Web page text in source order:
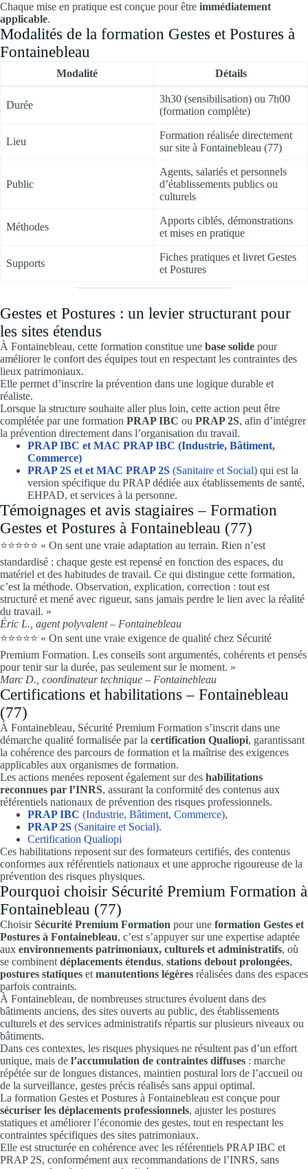
Chaque mise en pratique est conçue pour être immédiatement
applicable.
Modalités de la formation Gestes et Postures à
Fontainebleau
Modalité Détails
Durée
3h30 (sensibilisation) ou 7h00
(formation complète)
Lieu
Formation réalisée directement
sur site à Fontainebleau (77)
Public
Agents, salariés et personnels
d’établissements publics ou
culturels
Méthodes
Apports ciblés, démonstrations
et mises en pratique
Supports
Fiches pratiques et livret Gestes
et Postures
Gestes et Postures : un levier structurant pour
les sites étendus
À Fontainebleau, cette formation constitue une base solide pour
améliorer le confort des équipes tout en respectant les contraintes des
lieux patrimoniaux.
Elle permet d’inscrire la prévention dans une logique durable et
réaliste.
Lorsque la structure souhaite aller plus loin, cette action peut être
complétée par une formation PRAP IBC ou PRAP 2S, afin d’intégrer
la prévention directement dans l’organisation du travail.
PRAP IBC et MAC PRAP IBC (Industrie, Bâtiment,
Commerce)
PRAP 2S et et MAC PRAP 2S (Sanitaire et Social) qui est la
version spécifique du PRAP dédiée aux établissements de santé,
EHPAD, et services à la personne.
Témoignages et avis stagiaires – Formation
Gestes et Postures à Fontainebleau (77)
⭐⭐⭐⭐⭐ « On sent une vraie adaptation au terrain. Rien n’est
standardisé : chaque geste est repensé en fonction des espaces, du
matériel et des habitudes de travail. Ce qui distingue cette formation,
c’est la méthode. Observation, explication, correction : tout est
structuré et mené avec rigueur, sans jamais perdre le lien avec la réalité
du travail. »
Éric L., agent polyvalent – Fontainebleau
⭐⭐⭐⭐⭐ « On sent une vraie exigence de qualité chez Sécurité
Premium Formation. Les conseils sont argumentés, cohérents et pensés
pour tenir sur la durée, pas seulement sur le moment. »
Marc D., coordinateur technique – Fontainebleau
Certifications et habilitations – Fontainebleau
(77)
À Fontainebleau, Sécurité Premium Formation s’inscrit dans une
démarche qualité formalisée par la certification Qualiopi, garantissant
la cohérence des parcours de formation et la maîtrise des exigences
applicables aux organismes de formation.
Les actions menées reposent également sur des habilitations
reconnues par l’INRS, assurant la conformité des contenus aux
référentiels nationaux de prévention des risques professionnels.
PRAP IBC (Industrie, Bâtiment, Commerce),
PRAP 2S (Sanitaire et Social).
Certification Qualiopi
Ces habilitations reposent sur des formateurs certifiés, des contenus
conformes aux référentiels nationaux et une approche rigoureuse de la
prévention des risques physiques.
Pourquoi choisir Sécurité Premium Formation à
Fontainebleau (77)
ChoisirSécurité Premium Formation pour une formation Gestes et
Postures à Fontainebleau, c’est s’appuyer sur une expertise adaptée
aux environnements patrimoniaux, culturels et administratifs, où
se combinent déplacements étendus, stations debout prolongées,
postures statiques et manutentions légères réalisées dans des espaces
parfois contraints.
À Fontainebleau, de nombreuses structures évoluent dans des
bâtiments anciens, des sites ouverts au public, des établissements
culturels et des services administratifs répartis sur plusieurs niveaux ou
bâtiments.
Dans ces contextes, les risques physiques ne résultent pas d’un effort
unique, mais de l’accumulation de contraintes diffuses : marche
répétée sur de longues distances, maintien postural lors de l’accueil ou
de la surveillance, gestes précis réalisés sans appui optimal.
La formation Gestes et Postures à Fontainebleau est conçue pour
sécuriser les déplacements professionnels, ajuster les postures
statiques et améliorer l’économie des gestes, tout en respectant les
contraintes spécifiques des sites patrimoniaux.
Elle est structurée en cohérence avec les référentiels PRAP IBC et
PRAP 2S, conformément aux recommandations de l’INRS, sans